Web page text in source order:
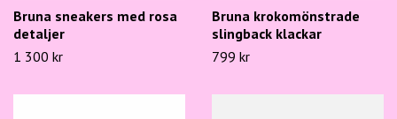
Bruna sneakers med rosa
detaljer
1 300 kr
Bruna krokomönstrade
slingback klackar
799 kr